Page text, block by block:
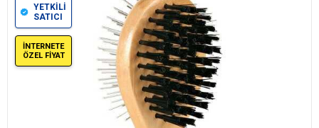
YETKİLİ
SATICI
İNTERNETE
ÖZEL FİYAT